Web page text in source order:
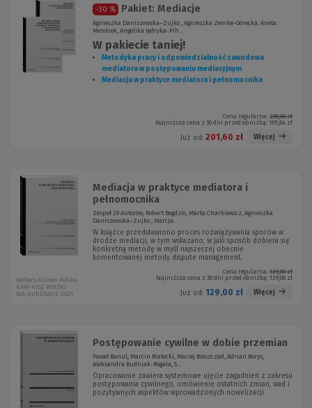
-30 % Pakiet: Mediacje
Agnieszka Daniszewska–Zujko , Agnieszka Zemke-Górecka, Aneta
Mendrek, Angelika Jędryka-Pih...
W pakiecie taniej!
Metodyka pracy i odpowiedzialność zawodowa
mediatora w postępowaniu mediacyjnym
Mediacja w praktyce mediatora i pełnomocnika
Cena regularna: 288,00 zł
Najniższa cena z 30 dni przed obniżką: 195,84 zł
Już od: 201,60 zł Więcej
Mediacja w praktyce mediatora i
pełnomocnika
Zespoł 29 Autorów, Robert Bogdzio, Marta Charkiewicz, Agnieszka
Daniszewska–Zujko , Marcja...
W książce przedstawiono proces rozwiązywania sporów w
drodze mediacji, w tym wskazano, w jaki sposób dobiera się
konkretną metodę w myśl najszerzej obecnie
komentowanej metody dispute management.
Cena regularna: 129,00 zł
Najniższa cena z 30 dni przed obniżką: 129,00 zł
Już od: 129,00 zł Więcej
Wolters Kluwer Polska
KAM-4152 W01D03
Rok publikacji: 2021
Postępowanie cywilne w dobie przemian
Paweł Banul, Marcin Białecki, Maciej Bieszczad, Adrian Borys,
Aleksandra Budniak-Rogala, S...
Opracowanie zawiera systemowe ujęcie zagadnień z zakresu
postępowania cywilnego, omówienie ostatnich zmian, wad i
pozytywnych aspektów wprowadzonych nowelizacji